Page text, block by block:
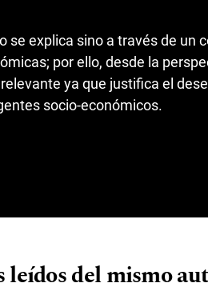
se explica sino a través de un
por ello, desde la
ya que justifica el
socio-económicos.
del mismo